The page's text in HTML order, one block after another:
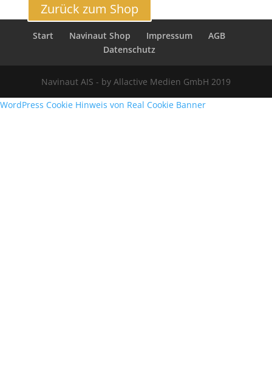
Zurück zum Shop
Start Navinaut Shop Impressum
AGB
Datenschutz
Navinaut AIS - by Allactive Medien GmbH 2019
WordPress Cookie Hinweis von Real Cookie Banner